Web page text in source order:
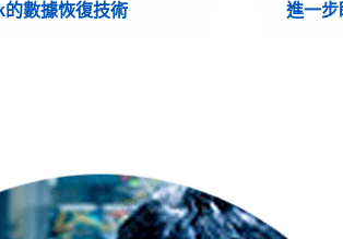
數據恢復技術 進一步